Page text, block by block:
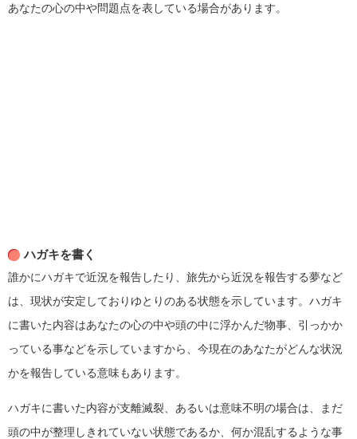
あなたの心の中や問題点を表している場合があります。
ハガキを書く
誰かにハガキで近況を報告したり、旅先から近況を報告する夢など
は、現状が安定しておりゆとりのある状態を示しています。ハガキ
に書いた内容はあなたの心の中や頭の中に浮かんだ物事、引っかか
っている事などを示していますから、今現在のあなたがどんな状況
かを報告している意味もあります。
ハガキに書いた内容が支離滅裂、あるいは意味不明の場合は、まだ
頭の中が整理しきれていない状態であるか、何か混乱するような事